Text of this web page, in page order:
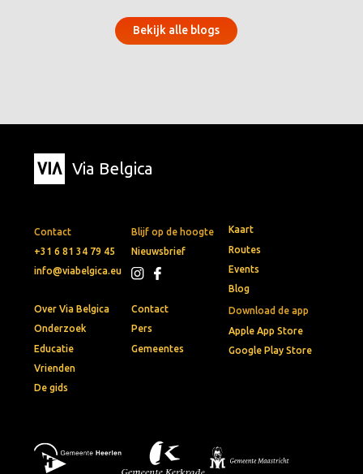
Bekijk alle blogs
Via Belgica
Contact
+31 6 81 34 79 45
info@viabelgica.eu
Blijf op de hoogte
Nieuwsbrief
Download de app
Apple App Store
Google Play Store
Kaart
Routes
Events
Blog
Over Via Belgica
Onderzoek
Educatie
Vrienden
De gids
Contact
Pers
Gemeentes